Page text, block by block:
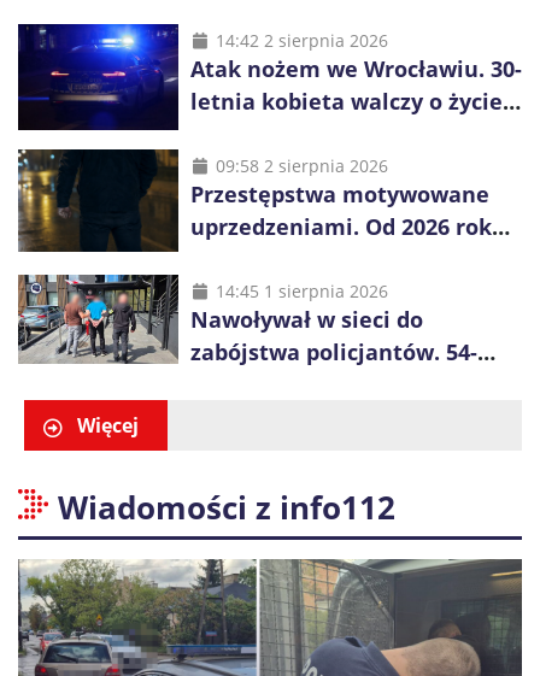
14:42 2 sierpnia 2026
Atak nożem we Wrocławiu. 30-
letnia kobieta walczy o życie,
obywatela Ukrainy
09:58 2 sierpnia 2026
Przestępstwa motywowane
uprzedzeniami. Od 2026 roku
liczenia danych
14:45 1 sierpnia 2026
Nawoływał w sieci do
zabójstwa policjantów. 54-
Więcej
Wiadomości z info112